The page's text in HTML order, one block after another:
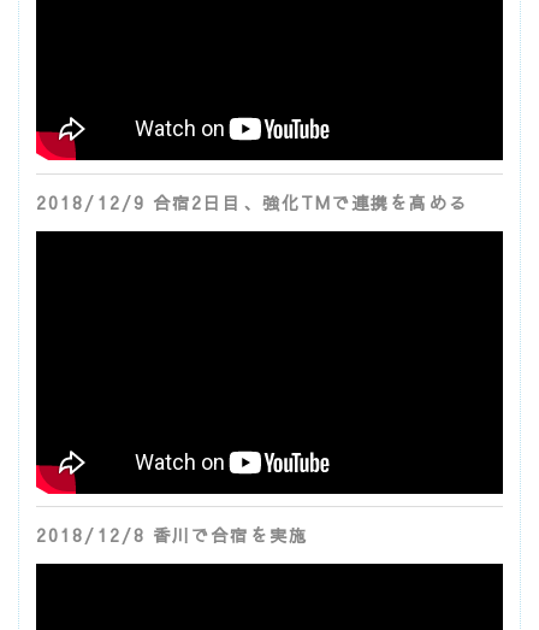
2018/12/9 合宿2日目、強化TMで連携を高める
2018/12/8 香川で合宿を実施